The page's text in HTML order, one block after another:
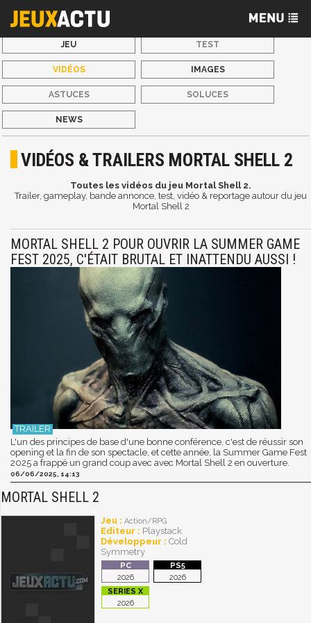
JEU TEST
VIDÉOS IMAGES
ASTUCES SOLUCES
NEWS
VIDÉOS & TRAILERS MORTAL SHELL 2
Toutes les vidéos du jeu Mortal Shell 2.
Trailer, gameplay, bande annonce, test, vidéo & reportage autour du jeu
Mortal Shell 2
MORTAL SHELL 2 POUR OUVRIR LA SUMMER GAME
FEST 2025, C'ÉTAIT BRUTAL ET INATTENDU AUSSI !
L'un des principes de base d'une bonne conférence, c'est de réussir son
opening et la fin de son spectacle, et cette année, la Summer Game Fest
2025 a frappé un grand coup avec avec Mortal Shell 2 en ouverture.
06/06/2025, 14:13
MORTAL SHELL 2
Jeu : Action/RPG
Editeur : Playstack
Développeur : Cold
Symmetry
2026 2026
2026